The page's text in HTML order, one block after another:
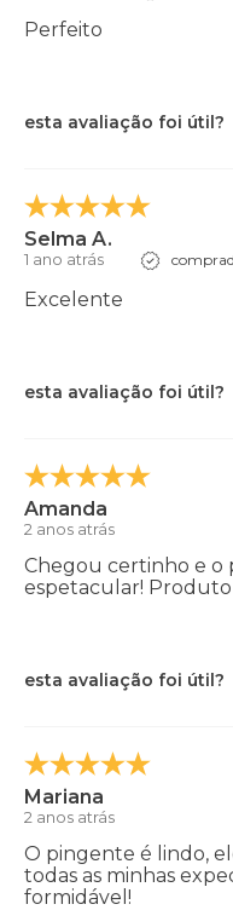
Perfeito
esta avaliação foi útil?
Selma A.
1 ano atrás
Excelente
esta avaliação foi útil?
Amanda
2 anos atrás
Chegou certinho e
espetacular!
esta avaliação foi útil?
Mariana
2 anos atrás
O pingente é lindo,
todas as minhas
formidável!